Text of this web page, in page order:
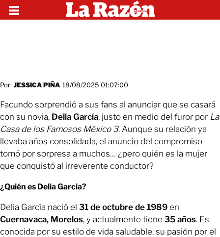
Por: JESSICA PIÑA 18/08/2025 01:07:00
Facundo sorprendió a sus fans al anunciar que se casará
con su novia, Delia García, justo en medio del furor por La
Casa de los Famosos México 3. Aunque su relación ya
llevaba años consolidada, el anuncio del compromiso
tomó por sorpresa a muchos… ¿pero quién es la mujer
que conquistó al irreverente conductor?
¿Quién es Delia Garcia?
Delia García nació el 31 de octubre de 1989 en
Cuernavaca, Morelos, y actualmente tiene 35 años. Es
conocida por su estilo de vida saludable, su pasión por el